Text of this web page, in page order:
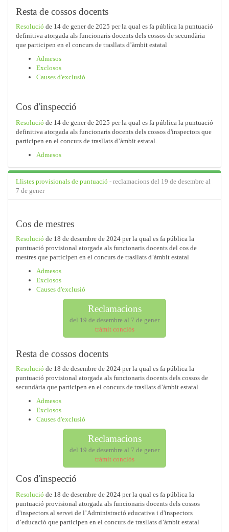
Resta de cossos docents
Resolució de 14 de gener de 2025 per la qual es fa pública la puntuació
definitiva atorgada als funcionaris docents dels cossos de secundària
que participen en el concurs de trasllats d’àmbit estatal
Admesos
Exclosos
Causes d'exclusió
Cos d'inspecció
Resolució de 14 de gener de 2025 per la qual es fa pública la puntuació
definitiva atorgada als funcionaris docents dels cossos d'inspectors que
participen en el concurs de trasllats d’àmbit estatal.
Admesos
Llistes provisionals de puntuació - reclamacions del 19 de desembre al
7 de gener
Cos de mestres
Resolució de 18 de desembre de 2024 per la qual es fa pública la
puntuació provisional atorgada als funcionaris docents del cos de
mestres que participen en el concurs de trasllats d’àmbit estatal
Admesos
Exclosos
Causes d'exclusió
Reclamacions
del 19 de desembre al 7 de gener
tràmit conclòs
Resta de cossos docents
Resolució de 18 de desembre de 2024 per la qual es fa pública la
puntuació provisional atorgada als funcionaris docents dels cossos de
secundària que participen en el concurs de trasllats d’àmbit estatal
Admesos
Exclosos
Causes d'exclusió
Reclamacions
del 19 de desembre al 7 de gener
tràmit conclòs
Cos d'inspecció
Resolució de 18 de desembre de 2024 per la qual es fa pública la
puntuació provisional atorgada als funcionaris docents dels cossos
d'inspectors al servei de l’Administració educativa i d'inspectors
d’educació que participen en el concurs de trasllats d’àmbit estatal